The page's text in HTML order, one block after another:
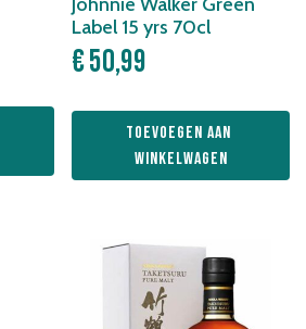
Johnnie Walker Green
Label 15 yrs 70cl
€50,99
Toevoegen aan
winkelwagen